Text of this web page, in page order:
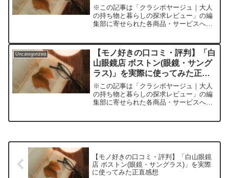
直感想
※この記事は「クラシボヤージュ｜大人
の持ち物と暮らしの探求レビュー」の編
集部に寄せられた各商品・サービスへの
ても疲れにくいメガネ」に出会ったこと
はありますか？私自身、ド...
Uncategorized
【モノ好きの口コミ・評判】「白
山眼鏡店 ボストン(眼鏡・サング
ラス)」を実際に使ってみた正直
感想
※この記事は「クラシボヤージュ｜大人
の持ち物と暮らしの探求レビュー」の編
集部に寄せられた各商品・サービスへの
【モノ好きの口コミ・評判】「白山眼鏡
店 ボストン(眼鏡・サングラス)」を実際
に使ってみた正直感想